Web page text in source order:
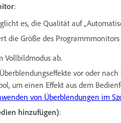
:
es, die Qualität auf
die Größe des
Vollbildmodus ab.
vor oder
um einen Effekt aus dem
von Überblendungen im
hinzufügen):